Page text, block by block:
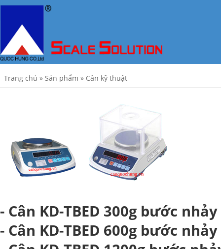
Trang chủ » Sản phẩm » Cân kỹ thuật
- Cân KD-TBED 300g bước
- Cân KD-TBED 600g bước